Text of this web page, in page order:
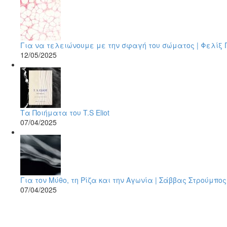
Για να τελειώνουμε με την σφαγή του σώματος | Φελίξ
12/05/2025
Τα Ποιήματα του T.S Eliot
07/04/2025
Για τον Μύθο, τη Ρίζα και την Αγωνία | Σάββας Στρούμπος
07/04/2025